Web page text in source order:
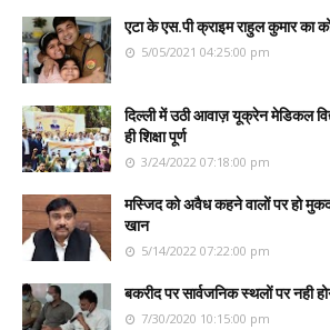
एटा के एस.पी क्राइम राहुल कुमार का
5/05/2021 04:25:00 pm
दिल्ली में उठी आवाज़ यूक्रेन मेडिकल
ही शिक्षा पूर्ण
3/24/2022 07:18:00 pm
मस्जिद को अवैध कहने वालों पर हो
खान
5/14/2022 07:22:00 pm
बकरीद पर सार्वजनिक स्थलों पर नही
7/30/2020 10:15:00 pm